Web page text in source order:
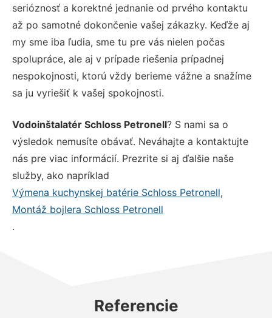
serióznosť a korektné jednanie od prvého kontaktu
až po samotné dokončenie vašej zákazky. Keďže aj
my sme iba ľudia, sme tu pre vás nielen počas
spolupráce, ale aj v prípade riešenia prípadnej
nespokojnosti, ktorú vždy berieme vážne a snažíme
sa ju vyriešiť k vašej spokojnosti.
Vodoinštalatér Schloss Petronell? S nami sa o
výsledok nemusíte obávať. Neváhajte a kontaktujte
nás pre viac informácií. Prezrite si aj ďalšie naše
služby, ako napríklad
Výmena kuchynskej batérie Schloss Petronell,
Montáž bojlera Schloss Petronell
.
Referencie